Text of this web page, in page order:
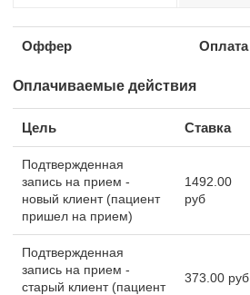
Оффер Оплата
Оплачиваемые действия
Цель Ставка
Подтвержденная
запись на прием -
новый клиент (пациент
пришел на прием)
1492.00
руб
Подтвержденная
запись на прием -
старый клиент (пациент
373.00 руб